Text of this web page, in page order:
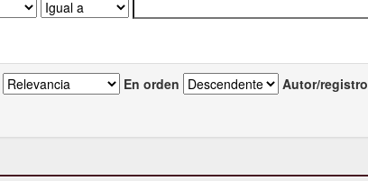
En orden Autor/registro